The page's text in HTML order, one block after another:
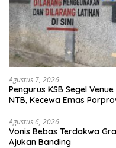
Agustus 7, 2026
Pengurus KSB Segel
NTB, Kecewa Emas
Agustus 6, 2026
Vonis Bebas Terdakwa
Ajukan Banding